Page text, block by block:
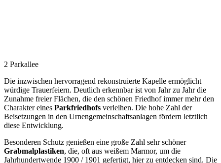
2 Parkallee
Die inzwischen hervorragend rekonstruierte Kapelle ermöglicht
würdige Trauerfeiern. Deutlich erkennbar ist von Jahr zu Jahr die
Zunahme freier Flächen, die den schönen Friedhof immer mehr den
Charakter eines Parkfriedhofs verleihen. Die hohe Zahl der
Beisetzungen in den Urnengemeinschaftsanlagen fördern letztlich
diese Entwicklung.
Besonderen Schutz genießen eine große Zahl sehr schöner
Grabmalplastiken, die, oft aus weißem Marmor, um die
Jahrhundertwende 1900 / 1901 gefertigt, hier zu entdecken sind. Die